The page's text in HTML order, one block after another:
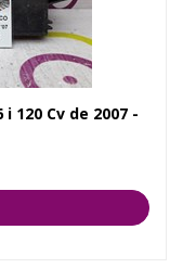
120 Cv de 2007 -